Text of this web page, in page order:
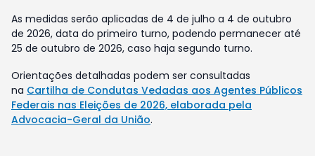
As medidas serão aplicadas de 4 de julho a 4 de outubro
de 2026, data do primeiro turno, podendo permanecer até
25 de outubro de 2026, caso haja segundo turno.
Orientações detalhadas podem ser consultadas
na Cartilha de Condutas Vedadas aos Agentes Públicos
Federais nas Eleições de 2026, elaborada pela
Advocacia-Geral da União.